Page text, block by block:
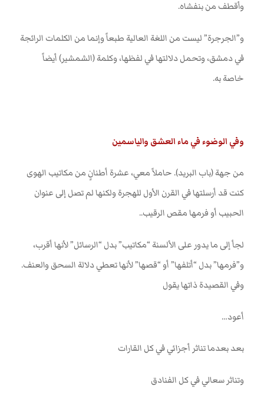
وأقطف من بنفشاه.
و”الجرجرة” ليست من اللغة العالية طبعاً وإنما من الكلمات الرائجة
في دمشق، وتحمل دلالتها في لفظها، وكلمة (الشمشير) أيضاً
خاصة به.
وفي الوضوء في ماء العشق والياسمين
من جهة (باب البريد). حاملاً معي، عشرة أطنانٍ من مكاتيب الهوى
كنت قد أرسلتها في القرن الأول للهجرة ولكنها لم تصل إلى عنوان
الحبيب أو فرمها مقص الرقيب..
لجأ إلى ما يدور على الألسنة “مكاتيب” بدل “الرسائل” لأنها أقرب،
و”فرمها” بدل “أتلفها” أو “قصها” لأنها تعطي دلالة السحق والعنف.
وفي القصيدة ذاتها يقول
أعود…
بعد بعدما تناثر أجزائي في كل القارات
وتناثر سعالي في كل الفنادق